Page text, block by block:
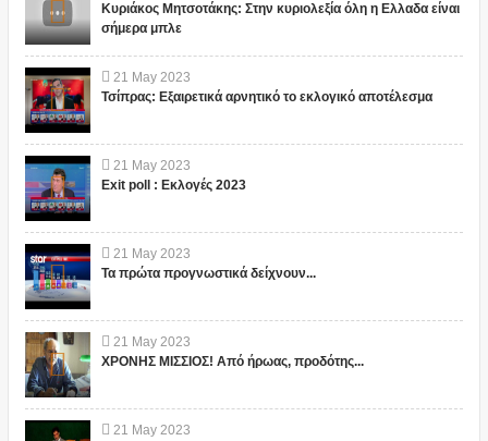
Κυριάκος Μητσοτάκης: Στην κυριολεξία όλη η Ελλαδα είναι
σήμερα μπλε
21 May 2023
Τσίπρας: Εξαιρετικά αρνητικό το εκλογικό αποτέλεσμα
21 May 2023
Exit poll : Εκλογές 2023
21 May 2023
Τα πρώτα προγνωστικά δείχνουν...
21 May 2023
ΧΡΟΝΗΣ ΜΙΣΣΙΟΣ! Από ήρωας, προδότης...
21 May 2023